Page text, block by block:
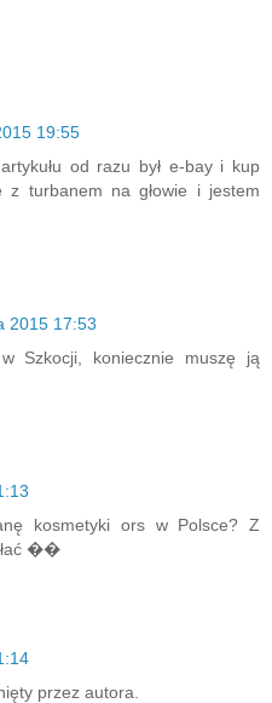
19:55
od razu był e-bay i kup
z turbanem na głowie i jestem
2015 17:53
Szkocji, koniecznie muszę ją
kosmetyki ors w Polsce? Z
��
przez autora.